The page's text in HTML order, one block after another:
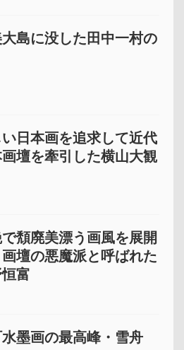
島に没した田中一村の
日本画を追求して近代
画壇を牽引した横山大観
頽廃美漂う画風を展開
画壇の悪魔派と呼ばれた
富
墨画の最高峰・雪舟